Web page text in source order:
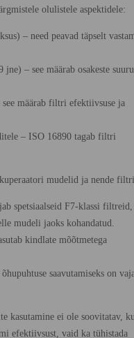
olulistele aspektidele:
– need peavad täpselt
– see määrab osakeste
määrab filtri efektiivsuse ja
– ISO 16890 tagab filtri
mudelid ja nende
spetsiaalseid F7-klassi filtreid,
mudeli jaoks kohandatud.
kindlate mõõtmetega
saavutamiseks on
kasutamine ei ole soovitatav,
efektiivsust, vaid ka tühistada